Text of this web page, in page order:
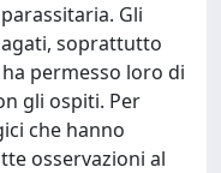
Gli
soprattutto
permesso loro di
gli ospiti. Per
che hanno
osservazioni al